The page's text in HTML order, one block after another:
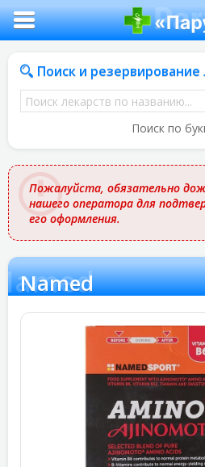
Поиск и резервирование
Поиск
лекарств
названию
Поиск по
Пожалуйста, обязательно
нашего оператора для
его оформления.
Named